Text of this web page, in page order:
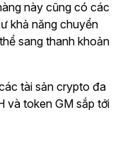
này cũng có các
khả năng chuyển
sang thanh khoản
tài sản crypto đa
và token GM sắp tới